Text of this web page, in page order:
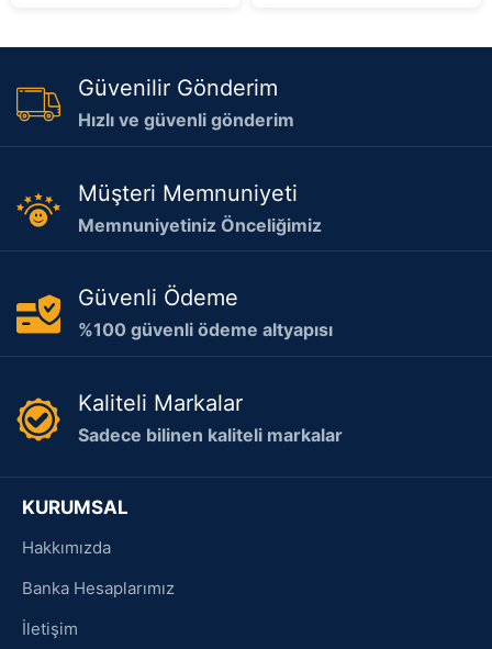
Güvenilir Gönderim
Hızlı ve güvenli gönderim
Müşteri Memnuniyeti
Memnuniyetiniz Önceliğimiz
Güvenli Ödeme
%100 güvenli ödeme altyapısı
Kaliteli Markalar
Sadece bilinen kaliteli markalar
KURUMSAL
Hakkımızda
Banka Hesaplarımız
İletişim